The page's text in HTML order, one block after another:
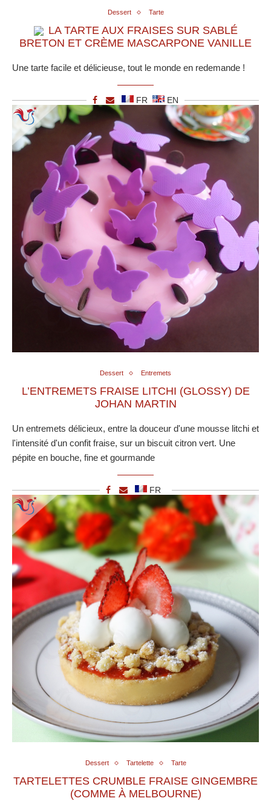
Dessert Tarte
LA TARTE AUX FRAISES SUR SABLÉ
BRETON ET CRÈME MASCARPONE VANILLE
Une tarte facile et délicieuse, tout le monde en redemande !
FR EN
Dessert Entremets
L’ENTREMETS FRAISE LITCHI (GLOSSY) DE
JOHAN MARTIN
Un entremets délicieux, entre la douceur d'une mousse litchi et
l'intensité d'un confit fraise, sur un biscuit citron vert. Une
pépite en bouche, fine et gourmande
FR
Dessert Tartelette Tarte
TARTELETTES CRUMBLE FRAISE GINGEMBRE
(COMME À MELBOURNE)